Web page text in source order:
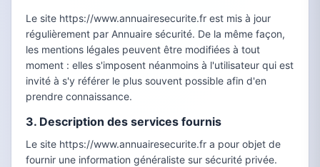
Le site https://www.annuairesecurite.fr est mis à jour
régulièrement par Annuaire sécurité. De la même façon,
les mentions légales peuvent être modifiées à tout
moment : elles s'imposent néanmoins à l'utilisateur qui est
invité à s'y référer le plus souvent possible afin d'en
prendre connaissance.
3. Description des services fournis
Le site https://www.annuairesecurite.fr a pour objet de
fournir une information généraliste sur sécurité privée.